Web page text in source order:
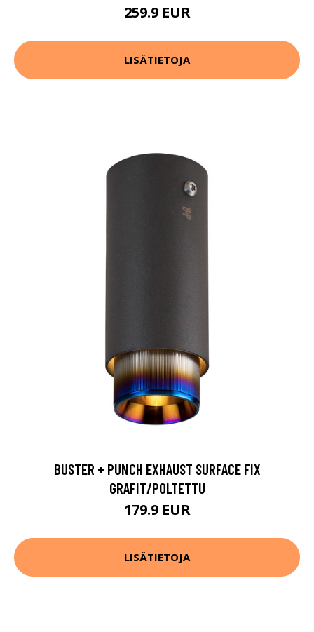
259.9 EUR
LISÄTIETOJA
BUSTER + PUNCH EXHAUST SURFACE FIX
GRAFIT/POLTETTU
179.9 EUR
LISÄTIETOJA